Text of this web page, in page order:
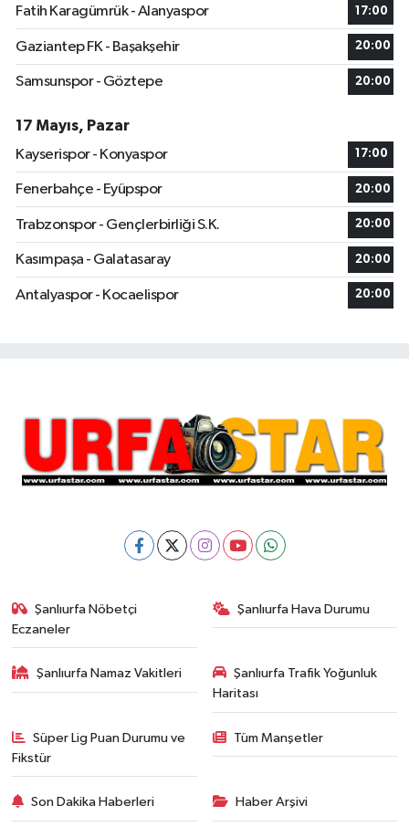
Fatih Karagümrük - Alanyaspor
17:00
Gaziantep FK - Başakşehir 20:00
Samsunspor - Göztepe 20:00
17 Mayıs, Pazar
Kayserispor - Konyaspor
17:00
Fenerbahçe - Eyüpspor 20:00
Trabzonspor - Gençlerbirliği S.K. 20:00
Kasımpaşa - Galatasaray 20:00
Antalyaspor - Kocaelispor 20:00
Şanlıurfa Nöbetçi
Eczaneler
Şanlıurfa Hava Durumu
Şanlıurfa Namaz Vakitleri
Şanlıurfa Trafik Yoğunluk
Haritası
Süper Lig Puan Durumu ve
Fikstür
Tüm Manşetler
Son Dakika Haberleri Haber Arşivi